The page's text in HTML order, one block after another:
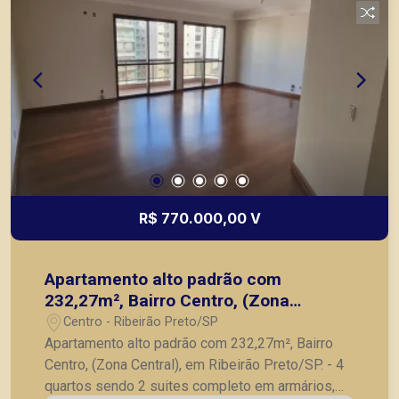
R$ 770.000,00 V
Apartamento alto padrão com
232,27m², Bairro Centro, (Zona
Central), em Ribeirão Preto/SP.
Centro - Ribeirão Preto/SP
Apartamento alto padrão com 232,27m², Bairro
Centro, (Zona Central), em Ribeirão Preto/SP. - 4
quartos sendo 2 suites completo em armários,